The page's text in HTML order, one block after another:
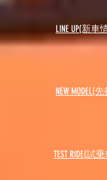
LINE UP(新車
NEW MODEL(先
​TEST RIDE(試